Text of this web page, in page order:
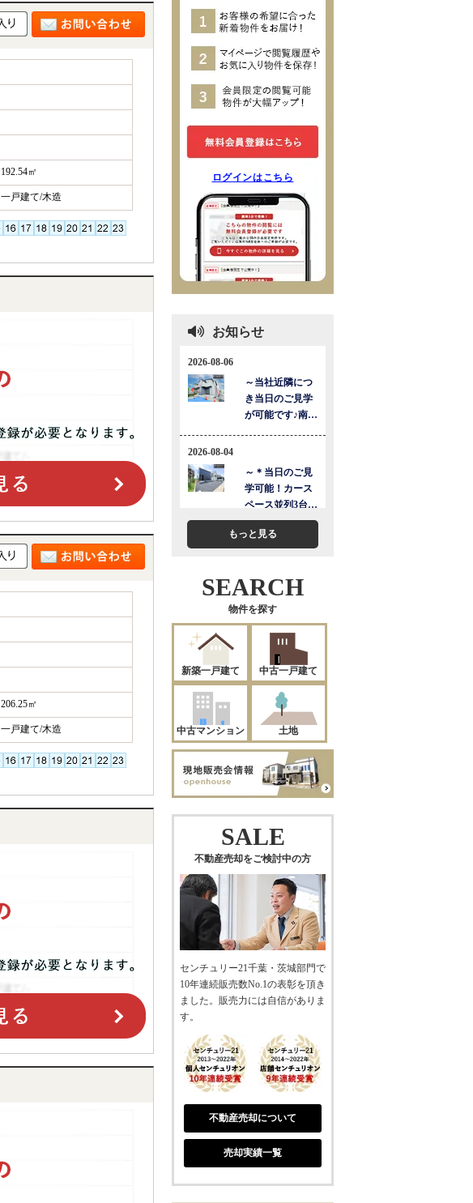
192.54㎡
一戸建て/木造
206.25㎡
一戸建て/木造
ログインはこちら
お知らせ
もっと見る
SEARCH
物件を探す
新築一戸建て 中古一戸建て
中古マンション 土地
SALE
不動産売却をご検討中の方
センチュリー21千葉・茨城部門で
10年連続販売数No.1の表彰を頂き
ました。販売力には自信がありま
す。
不動産売却について
売却実績一覧